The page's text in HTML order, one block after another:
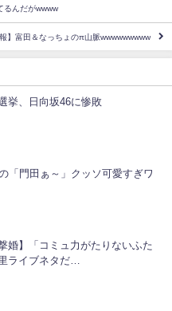
るんだがwwww
報】富田＆なっちょのπ山脈wwwwwwwww
挙、日向坂46に惨敗
「門田ぁ～」クッソ可愛すぎワ
婚】「コミュ力がたりないふた
ライブネタだ…